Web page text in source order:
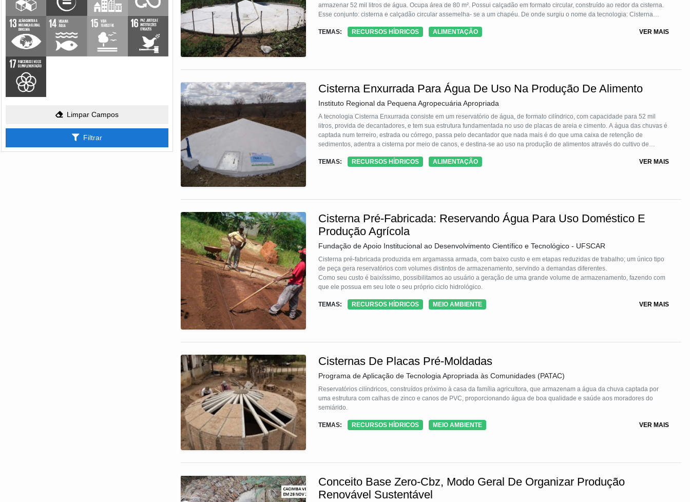
Limpar Campos
Filtrar
armazenar 52 mil litros de água. Ocupa área de 80 m². Possui calçadão em formato circular, construído ao redor da cisterna.
Esse conjunto: cisterna e calçadão circular assemelha- se a um chapéu. De onde surgiu o nome da tecnologia: Cisterna
seu interior através de fendas nas bordas.
TEMAS: RECURSOS HÍDRICOS ALIMENTAÇÃO VER MAIS
Cisterna Enxurrada Para Água De Uso Na Produção De Alimento
Instituto Regional da Pequena Agropecuária Apropriada
A tecnologia Cisterna Enxurrada consiste em um reservatório de água, de formato cilíndrico, com capacidade para 52 mil
litros, provida de decantadores, e tem sua estrutura fundamentada no uso de placas de areia e cimento. A água das chuvas é
captada num terreiro, estrada ou córrego, passa pelo decantador que nada mais é do que uma caixa de retenção de
sedimentos, adentra a cisterna por meio de canos, e destina-se ao uso na produção de alimentos através do cultivo de
nutricional de famílias no Semiárido brasileiro.
TEMAS: RECURSOS HÍDRICOS ALIMENTAÇÃO VER MAIS
Cisterna Pré-Fabricada: Reservando Água Para Uso Doméstico E
Produção Agrícola
Fundação de Apoio Institucional ao Desenvolvimento Científico e Tecnológico - UFSCAR
Cisterna pré-fabricada produzida em argamassa armada, com baixo custo e em etapas reduzidas de trabalho; um único tipo
de peça gera reservatórios com volumes distintos de armazenamento, servindo a demandas diferentes.
Como seu custo é baixíssimo, possibilitamos ao usuário a geração de uma grande volume de armazenamento, fazendo com
que ele possua em seu lote o seu próprio ciclo hidrológico.
TEMAS: RECURSOS HÍDRICOS MEIO AMBIENTE VER MAIS
Cisternas De Placas Pré-Moldadas
Programa de Aplicação de Tecnologia Apropriada às Comunidades (PATAC)
Reservatórios cilíndricos, construídos próximo à casa da família agricultora, que armazenam a água da chuva captada por
uma estrutura com calhas de zinco e canos de PVC, proporcionando água de boa qualidade e saúde aos moradores do
semiárido.
TEMAS: RECURSOS HÍDRICOS MEIO AMBIENTE VER MAIS
Conceito Base Zero-Cbz, Modo Geral De Organizar Produção
Renovável Sustentável